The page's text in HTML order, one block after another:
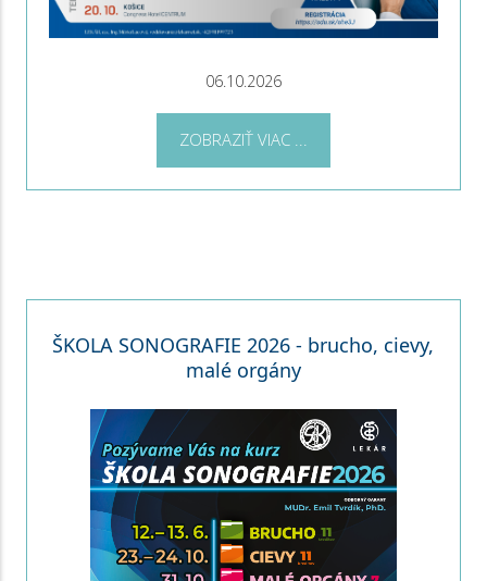
06.10.2026
ZOBRAZIŤ VIAC ...
ŠKOLA SONOGRAFIE 2026 - brucho, cievy,
malé orgány